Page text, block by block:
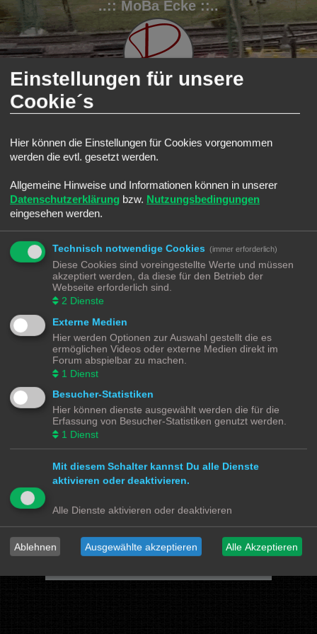
..:: MoBa Ecke ::..
FAQ Registrieren
Modellbahnforum Forum
Alle Cookies löschen
Bist du dir sicher, dass du alle Cookies des Boards löschen möchtest?
Modellbahnforum Forum Alle Zeiten sindUTC+02:00
Powered by phpBB® Forum Software © phpBB Limited
Deutsche Übersetzung durchphpBB.de
Datenschutz| Nutzungsbedingungen
Webseiten
Das Mittelleiter Magazin
Olli's Modellbahn Seite
Von Klockenstedt über Bürenwerder nach Klingsiel
Social Media
Bimm MOBA TV <- YouTube
lenasmodellbahn <- Instagram
Länderbahnzeit im Modell <- Facebook
mo87.de Infos und News zur H0 Straßenfahrzeuge
Hamburger Hochbahn Modelle
Einstellungen für unsere
Cookie´s
Hier können die Einstellungen für Cookies vorgenommen
werden die evtl. gesetzt werden.
Allgemeine Hinweise und Informationen können in unserer
Datenschutzerklärung bzw. Nutzungsbedingungen
eingesehen werden.
Technisch notwendige Cookies (immer erforderlich)
Diese Cookies sind voreingestellte Werte und müssen
akzeptiert werden, da diese für den Betrieb der
Webseite erforderlich sind.
2 Dienste
Externe Medien
Hier werden Optionen zur Auswahl gestellt die es
ermöglichen Videos oder externe Medien direkt im
Forum abspielbar zu machen.
1 Dienst
Besucher-Statistiken
Hier können dienste ausgewählt werden die für die
Erfassung von Besucher-Statistiken genutzt werden.
1 Dienst
Mit diesem Schalter kannst Du alle Dienste
aktivieren oder deaktivieren.
Alle Dienste aktivieren oder deaktivieren
Ablehnen Ausgewählte akzeptieren Alle Akzeptieren